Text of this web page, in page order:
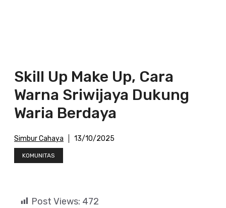
Skill Up Make Up, Cara
Warna Sriwijaya Dukung
Waria Berdaya
Simbur Cahaya 13/10/2025
KOMUNITAS
Post Views: 472